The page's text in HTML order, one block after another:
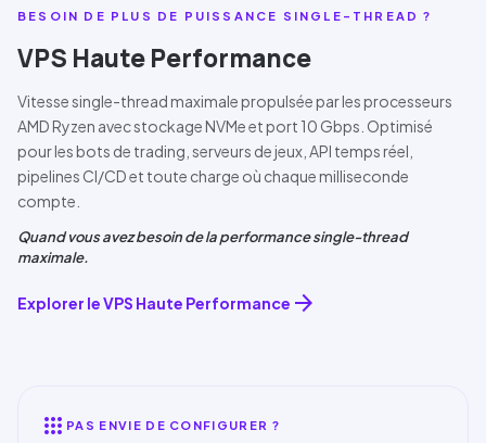
BESOIN DE PLUS DE PUISSANCE SINGLE-THREAD ?
VPS Haute Performance
Vitesse single-thread maximale propulsée par les processeurs
AMD Ryzen avec stockageNVMeet port 10 Gbps . Optimisé
pour les bots de trading, serveurs de jeux, API temps réel,
pipelines CI/CDet toute charge où chaque milliseconde
compte.
Quand vous avez besoin de la performance single-thread
maximale.
Explorer le VPS Haute Performance arrow_forward
apps PAS ENVIE DE CONFIGURER ?